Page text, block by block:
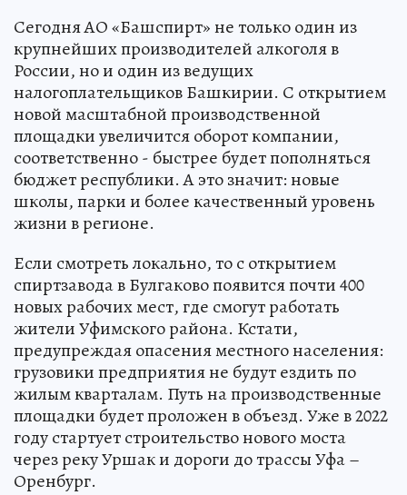
Сегодня АО «Башспирт» не только один из
крупнейших производителей алкоголя в
России, но и один из ведущих
налогоплательщиков Башкирии. С открытием
новой масштабной производственной
площадки увеличится оборот компании,
соответственно - быстрее будет пополняться
бюджет республики. А это значит: новые
школы, парки и более качественный уровень
жизни в регионе.
Если смотреть локально, то с открытием
спиртзавода в Булгаково появится почти 400
новых рабочих мест, где смогут работать
жители Уфимского района. Кстати,
предупреждая опасения местного населения:
грузовики предприятия не будут ездить по
жилым кварталам. Путь на производственные
площадки будет проложен в объезд. Уже в 2022
году стартует строительство нового моста
через реку Уршак и дороги до трассы Уфа –
Оренбург.